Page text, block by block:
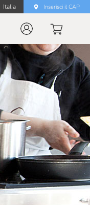
Italia Inserisci il CAP